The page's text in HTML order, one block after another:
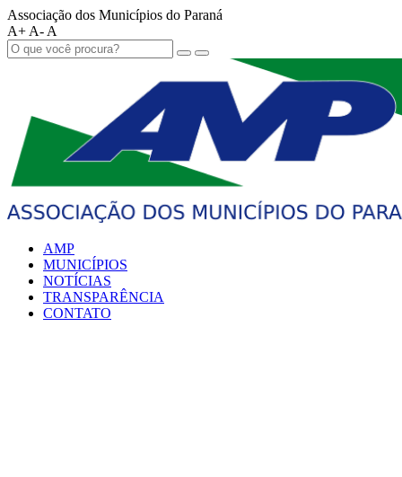
Associação dos Municípios do Paraná
A+ A- A
AMP
MUNICÍPIOS
NOTÍCIAS
TRANSPARÊNCIA
CONTATO